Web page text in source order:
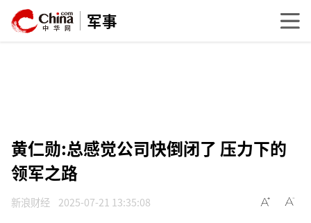
军事
黄仁勋:总感觉公司快倒闭了 压力下的
领军之路
新浪财经 2025-07-21 13:35:08